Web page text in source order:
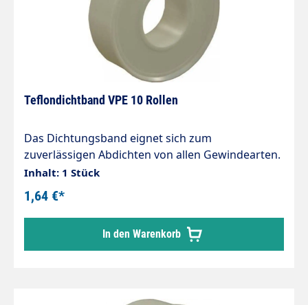
Teflondichtband VPE 10 Rollen
Das Dichtungsband eignet sich zum
zuverlässigen Abdichten von allen Gewindearten.
Es ist besonders kräftig und elastisch sowie von
höchster Qualität. 1 Rolle = 12m Nur für
Niederdruck!
Inhalt: 1 Stück
1,64 €*
In den Warenkorb